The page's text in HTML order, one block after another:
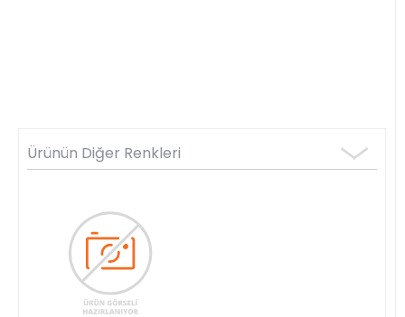
Ürünün Diğer Renkleri